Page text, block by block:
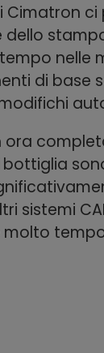
Cimatron
nelle
di base
ora
sistemi